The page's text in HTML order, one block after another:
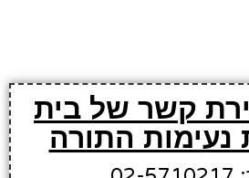
קשר של בית
התורה